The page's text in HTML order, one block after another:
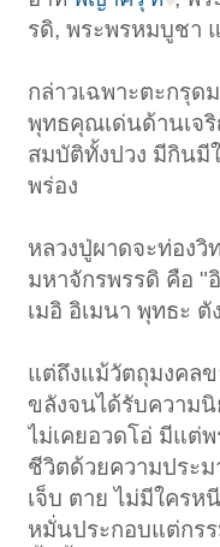
รดิ, พระพรหมบูชา
กล่าวเฉพาะตะกรุด
พุทธคุณเด่นด้านเจ
สมบัติทั้งปวง มีกินมี
พร่อง
หลวงปู่ผาดจะท่องวิ
มหาจักรพรรดิ คือ "
เมอิ อิเมนา พุทธะ
แต่ถึงแม้วัตถุมงคล
ขลังจนได้รับความ
ไม่เคยอวดโอ่ มีแต่
ชีวิตด้วยความประ
เจ็บ ตาย ไม่มีใคร
หมั่นประกอบแต่กร